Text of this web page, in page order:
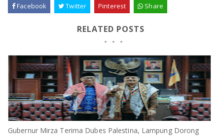
Facebook Twitter Pinterest Share
RELATED POSTS
Gubernur Mirza Terima Dubes Palestina, Lampung Dorong